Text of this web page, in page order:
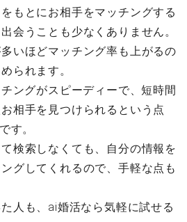
もとにお相手をマッチングする
会うことも少なくありません。
いほどマッチング率も上がるの
られます。
ングがスピーディーで、短時間
相手を見つけられるという点
す。
検索しなくても、自分の情報を
グしてくれるので、手軽な点も
人も、ai婚活なら気軽に試せる